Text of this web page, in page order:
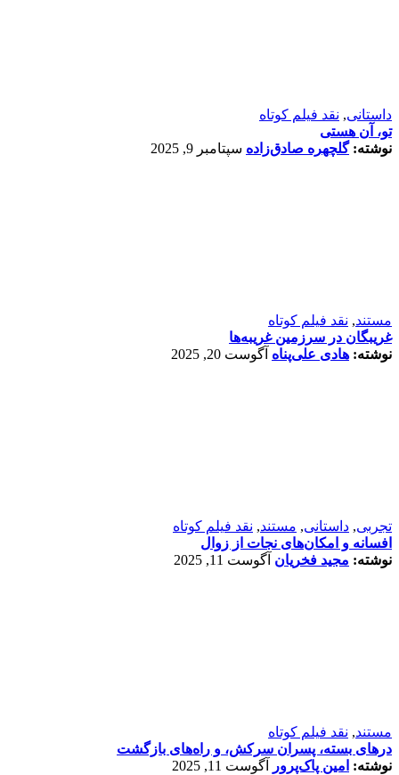
داستانی, نقد فیلم کوتاه
تو، آن هستی
نوشته:گلچهره صادق‌زاده سپتامبر 9, 2025
مستند, نقد فیلم کوتاه
غریبگان در سرزمین غریبه‌ها
نوشته: هادی علی‌پناه آگوست 20, 2025
تجربی, داستانی, مستند, نقد فیلم کوتاه
افسانه‌ و امکان‌های نجات از زوال
نوشته: مجید فخریان آگوست 11, 2025
مستند, نقد فیلم کوتاه
درهای بسته، پسران سرکش، و راه‌های بازگشت
نوشته: امین پاک‌پرور آگوست 11, 2025